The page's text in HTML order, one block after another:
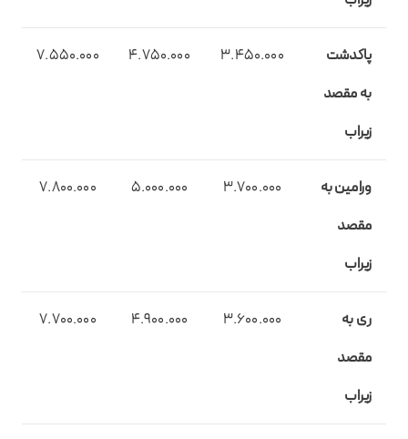
پاکدشت
به مقصد
زیراب
3.450.000
4.750.000
7.550.000
ورامین به
مقصد
زیراب
3.700.000
5.000.000
7.800.000
ری به
مقصد
زیراب
3.600.000
4.900.000
7.700.000